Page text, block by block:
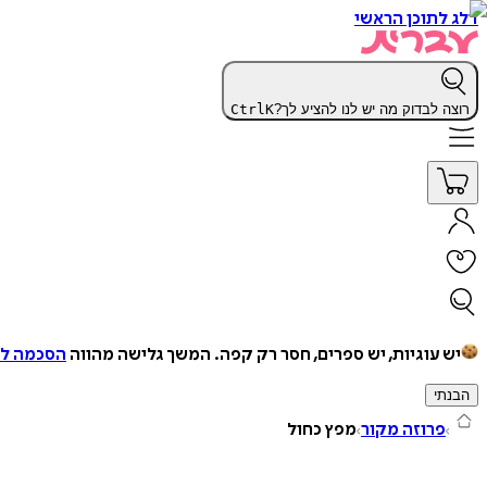
דלג לתוכן הראשי
רוצה לבדוק מה יש לנו להציע לך? CtrlK
יש עוגיות, יש ספרים, חסר רק קפה. המשך גלישה מהווה הסכמה
הבנתי
פרוזה מקור מפץ כחול